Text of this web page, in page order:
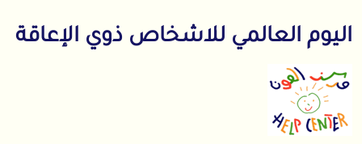
اليوم العالمي للاشخاص ذوي الإعاقة